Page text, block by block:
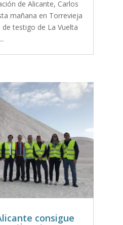
de Alicante, Carlos
mañana en Torrevieja
testigo de La Vuelta
consigue